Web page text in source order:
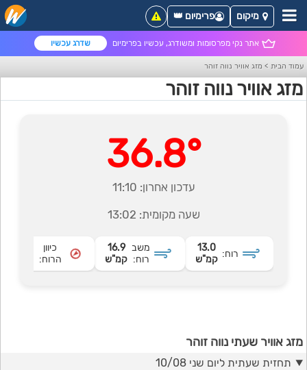
אתר נקי מפרסומות ומשודרג, עכשיו בפרימיום שדרג עכשיו
מיקום פרימיום 👑
עמוד הבית > מזג אוויר נווה זוהר
מזג אוויר נווה זוהר
36.8°
עדכון אחרון: 11:10
שעה מקומית: 13:02
רוח: 13.0
קמ"ש
משב
רוח:
16.9
קמ"ש
כיוון
הרוח:
מזג אוויר שעתי נווה זוהר
תחזית שעתית ליום שני 10/08